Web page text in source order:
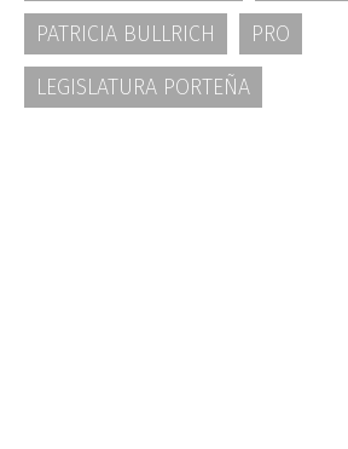
PATRICIA BULLRICH
PRO
LEGISLATURA PORTEÑA